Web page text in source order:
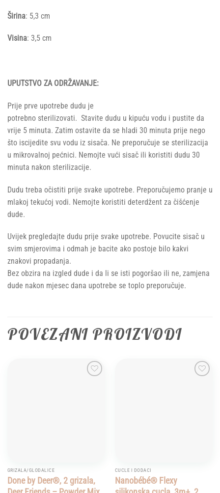
Širina: 5,3 cm
Visina: 3,5 cm
UPUTSTVO ZA ODRŽAVANJE:
Prije prve upotrebe dudu je
potrebno sterilizovati. Stavite dudu u kipuću vodu i pustite da
vrije 5 minuta. Zatim ostavite da se hladi 30 minuta prije nego
što iscijedite svu vodu iz sisača. Ne preporučuje se sterilizacija
u mikrovalnoj pećnici. Nemojte vući sisač ili koristiti dudu 30
minuta nakon sterilizacije.
Dudu treba očistiti prije svake upotrebe. Preporučujemo pranje u
mlakoj tekućoj vodi. Nemojte koristiti deterdžent za čišćenje
dude.
Uvijek pregledajte dudu prije svake upotrebe. Povucite sisač u
svim smjerovima i odmah je bacite ako postoje bilo kakvi
znakovi propadanja.
Bez obzira na izgled dude i da li se isti pogoršao ili ne, zamjena
dude nakon mjesec dana upotrebe se toplo preporučuje.
POVEZANI PROIZVODI
GRIZALA/GLODALICE
Done by Deer®, 2 grizala,
CUCLE I DODACI
Nanobébé® Flexy